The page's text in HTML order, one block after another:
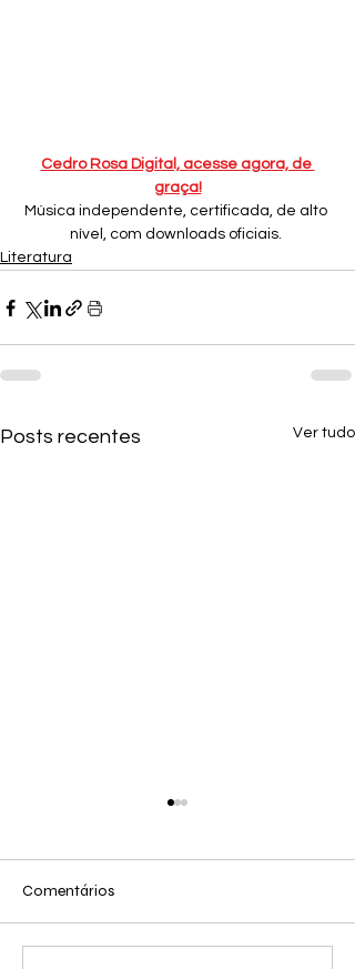
Cedro Rosa Digital, acesse agora, de
graça!
Música independente, certificada, de alto
nível, com downloads oficiais.
Literatura
Posts recentes Ver tudo
Comentários